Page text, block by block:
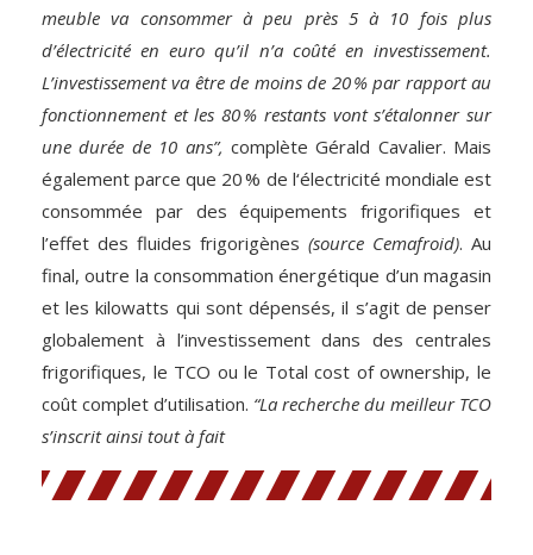
meuble va consommer à peu près 5 à 10 fois plus
d’électricité en euro qu’il n’a coûté en investissement.
L’investissement va être de moins de 20 % par rapport au
fonctionnement et les 80 % restants vont s’étalonner sur
une durée de 10 ans”, complète Gérald Cavalier. Mais
également parce que 20 % de l‘électricité mondiale est
consommée par des équipements frigorifiques et
l’effet des fluides frigorigènes (source Cemafroid). Au
final, outre la consommation énergétique d’un magasin
et les kilowatts qui sont dépensés, il s’agit de penser
globalement à l’investissement dans des centrales
frigorifiques, le TCO ou le Total cost of ownership, le
coût complet d’utilisation. “La recherche du meilleur TCO
s’inscrit ainsi tout à fait